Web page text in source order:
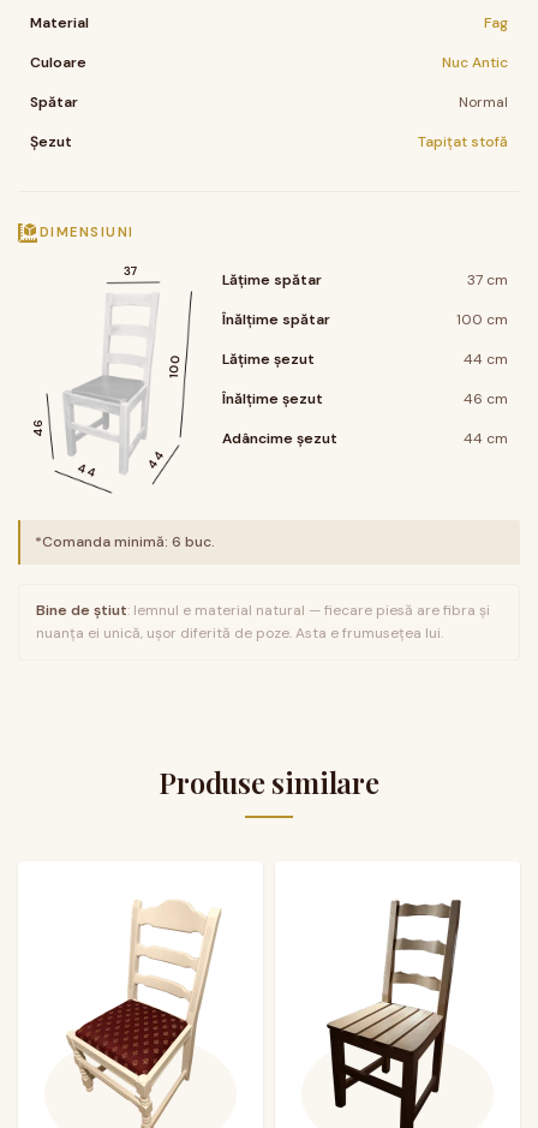
Material Fag
Culoare Nuc Antic
Spătar Normal
Șezut Tapițat stofă
DIMENSIUNI
37
44
100
44
46
Lățime spătar 37 cm
Înălțime spătar 100 cm
Lățime șezut 44 cm
Înălțime șezut 46 cm
Adâncime șezut 44 cm
*Comanda minimă: 6 buc.
Bine de știut: lemnul e material natural — fiecare piesă are fibra și
nuanța ei unică, ușor diferită de poze. Asta e frumusețea lui.
Produse similare